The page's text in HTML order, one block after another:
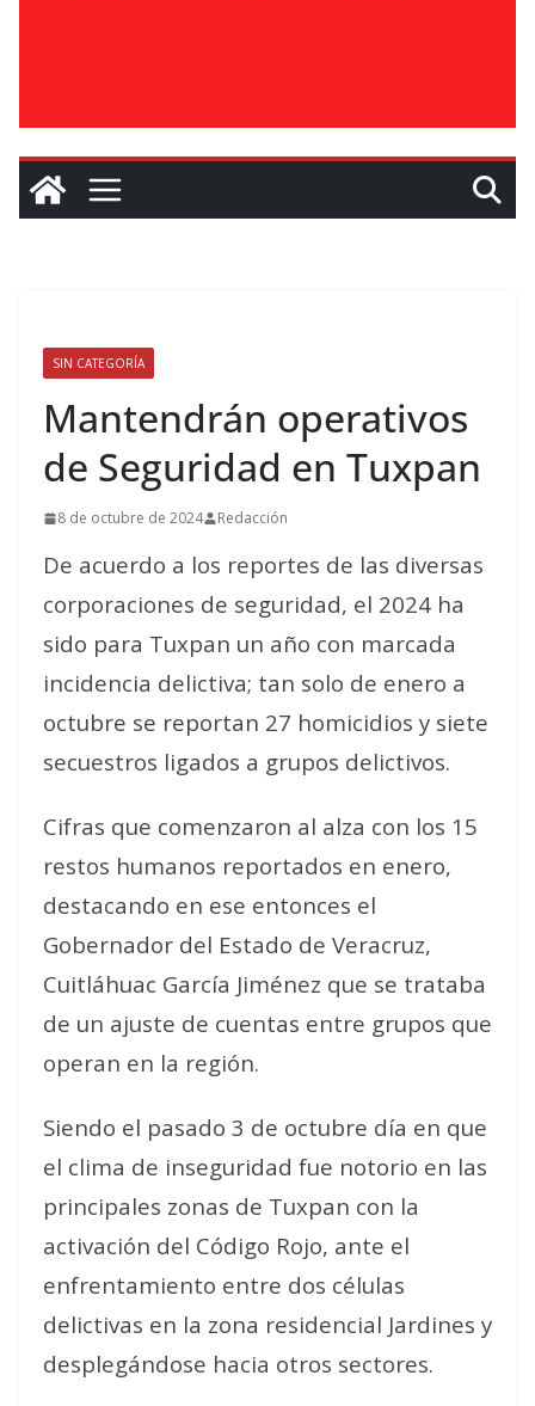
SIN CATEGORÍA
Mantendrán operativos
de Seguridad en Tuxpan
8 de octubre de 2024 Redacción
De acuerdo a los reportes de las diversas
corporaciones de seguridad, el 2024 ha
sido para Tuxpan un año con marcada
incidencia delictiva; tan solo de enero a
octubre se reportan 27 homicidios y siete
secuestros ligados a grupos delictivos.
Cifras que comenzaron al alza con los 15
restos humanos reportados en enero,
destacando en ese entonces el
Gobernador del Estado de Veracruz,
Cuitláhuac García Jiménez que se trataba
de un ajuste de cuentas entre grupos que
operan en la región.
Siendo el pasado 3 de octubre día en que
el clima de inseguridad fue notorio en las
principales zonas de Tuxpan con la
activación del Código Rojo, ante el
enfrentamiento entre dos células
delictivas en la zona residencial Jardines y
desplegándose hacia otros sectores.